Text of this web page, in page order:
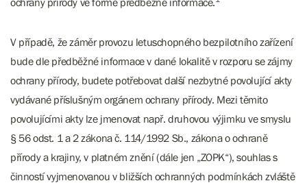
V případě, že záměr provozu letuschopného bezpilotního zařízení
bude dle předběžné informace v dané lokalitě v rozporu se zájmy
ochrany přírody, budete potřebovat další nezbytné povolující akty
vydávané příslušným orgánem ochrany přírody. Mezi těmito
povolujícími akty lze jmenovat např. druhovou výjimku ve smyslu
§ 56 odst. 1 a 2 zákona č. 114/1992 Sb., zákona o ochraně
přírody a krajiny, v platném znění (dále jen „ZOPK“), souhlas s
činností vyjmenovanou v bližších ochranných podmínkách zvláště